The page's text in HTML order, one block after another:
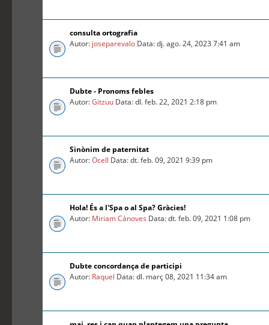
consulta ortografia
Autor: joseparevalo Data: dj. ago. 24, 2023 7:41 am
Dubte - Pronoms febles
Autor:Gitzuu Data: dl. feb. 22, 2021 2:18 pm
Sinònim de paternitat
Autor:Ocell Data: dt. feb. 09, 2021 9:39 pm
Hola! És a l'Spa o al Spa? Gràcies!
Autor: Miriam Cánoves Data: dt. feb. 09, 2021 1:08 pm
Dubte concordança de participi
Autor: Raquel Data: dl. març 08, 2021 11:34 am